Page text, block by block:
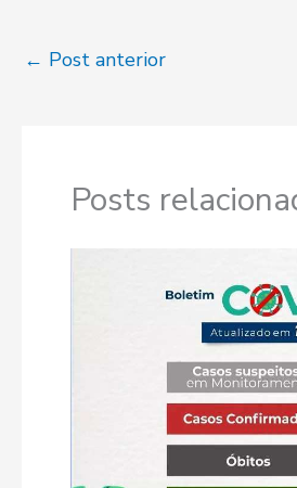
← Post anterior
Posts